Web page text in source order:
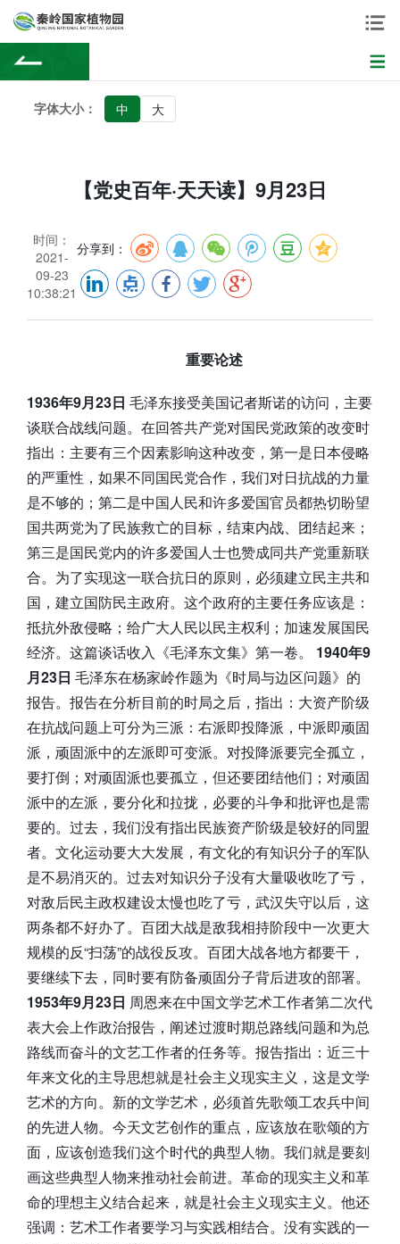
字体大小： 中 大
【党史百年·天天读】9月23日
时间：
2021-
09-23
10:38:21
分享到：
重要论述
1936年9月23日 毛泽东接受美国记者斯诺的访问，主要
谈联合战线问题。在回答共产党对国民党政策的改变时
指出：主要有三个因素影响这种改变，第一是日本侵略
的严重性，如果不同国民党合作，我们对日抗战的力量
是不够的；第二是中国人民和许多爱国官员都热切盼望
国共两党为了民族救亡的目标，结束内战、团结起来；
第三是国民党内的许多爱国人士也赞成同共产党重新联
合。为了实现这一联合抗日的原则，必须建立民主共和
国，建立国防民主政府。这个政府的主要任务应该是：
抵抗外敌侵略；给广大人民以民主权利；加速发展国民
经济。这篇谈话收入《毛泽东文集》第一卷。 1940年9
月23日 毛泽东在杨家岭作题为《时局与边区问题》的
报告。报告在分析目前的时局之后，指出：大资产阶级
在抗战问题上可分为三派：右派即投降派，中派即顽固
派，顽固派中的左派即可变派。对投降派要完全孤立，
要打倒；对顽固派也要孤立，但还要团结他们；对顽固
派中的左派，要分化和拉拢，必要的斗争和批评也是需
要的。过去，我们没有指出民族资产阶级是较好的同盟
者。文化运动要大大发展，有文化的有知识分子的军队
是不易消灭的。过去对知识分子没有大量吸收吃了亏，
对敌后民主政权建设太慢也吃了亏，武汉失守以后，这
两条都不好办了。百团大战是敌我相持阶段中一次更大
规模的反“扫荡”的战役反攻。百团大战各地方都要干，
要继续下去，同时要有防备顽固分子背后进攻的部署。
1953年9月23日 周恩来在中国文学艺术工作者第二次代
表大会上作政治报告，阐述过渡时期总路线问题和为总
路线而奋斗的文艺工作者的任务等。报告指出：近三十
年来文化的主导思想就是社会主义现实主义，这是文学
艺术的方向。新的文学艺术，必须首先歌颂工农兵中间
的先进人物。今天文艺创作的重点，应该放在歌颂的方
面，应该创造我们这个时代的典型人物。我们就是要刻
画这些典型人物来推动社会前进。革命的现实主义和革
命的理想主义结合起来，就是社会主义现实主义。他还
强调：艺术工作者要学习与实践相结合。没有实践的一